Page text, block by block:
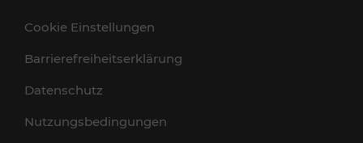
Cookie Einstellungen
Barrierefreiheitserklärung
Datenschutz
Nutzungsbedingungen